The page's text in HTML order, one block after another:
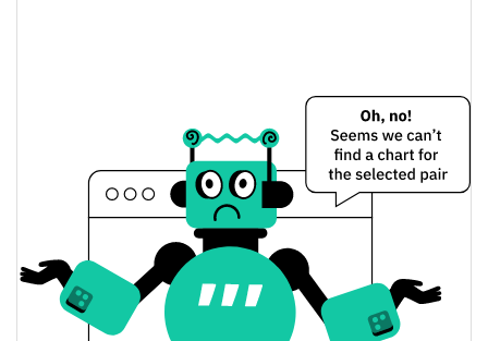
$0,000026465023 /
$0,000026532906
Dünkü Değişim 1.44%
Bitcoin Fiyat Geçmişi